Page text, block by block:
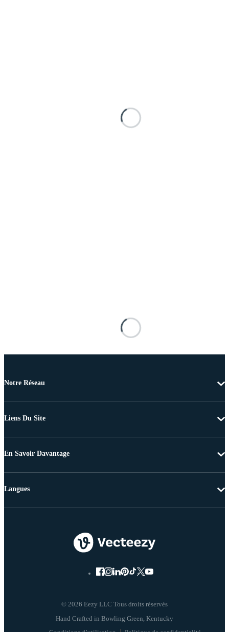
Notre Réseau
Liens Du Site
En Savoir Davantage
© 2026 Eezy LLC Tous droits réservés
Langues